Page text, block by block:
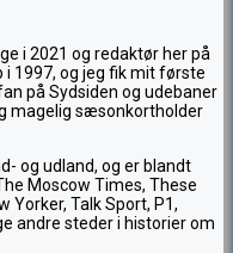
i 2021 og redaktør her på
1997, og jeg fik mit første
på Sydsiden og udebaner
magelig sæsonkortholder
og udland, og er blandt
Moscow Times, These
Yorker, Talk Sport, P1,
andre steder i historier om